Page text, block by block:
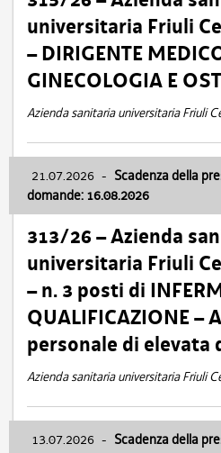
universitaria Friuli
– DIRIGENTE
GINECOLOGIA E
Azienda sanitaria universitaria Friuli
21.07.2026 - Scadenza della
domande: 16.08.2026
313/26 – Azienda
universitaria Friuli
– n. 3 posti di
QUALIFICAZIONE –
personale di elevata
Azienda sanitaria universitaria Friuli
13.07.2026 - Scadenza della